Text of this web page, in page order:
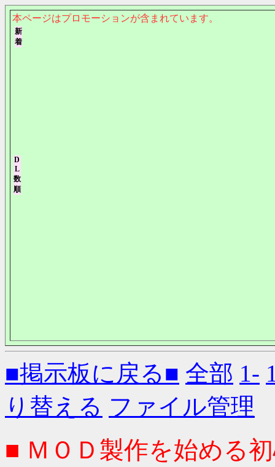
本ページはプロモーションが含まれています。
■掲示板に戻る■ 全部 1-
り替える ファイル管理
■ ＭＯＤ製作を始める